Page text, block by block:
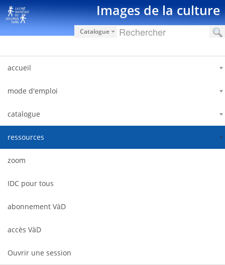
Saut au contenu Images de la culture
Catalogue
accueil
mode d'emploi
catalogue
ressources
zoom
IDC pour tous
abonnement VàD
accès VàD
Ouvrir une session